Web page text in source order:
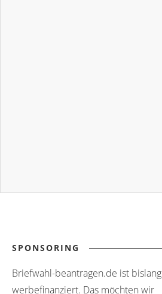
SPONSORING
Briefwahl-beantragen.de ist bislang
werbefinanziert. Das möchten wir